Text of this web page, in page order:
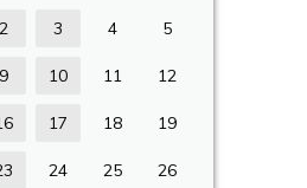
2 3 4 5
9 10 11 12
17 18 19
24 25 26